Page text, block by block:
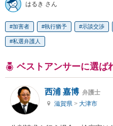
はるき さん
加害者 執行猶予 示談交渉
私選弁護人
ベストアンサーに選ば
西浦 嘉博 弁護士
滋賀県 > 大津市